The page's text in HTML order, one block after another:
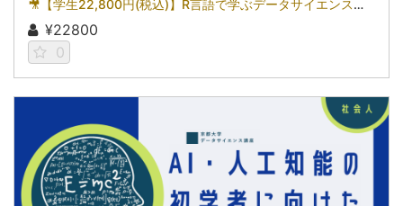
🎥【学生22,800円(税込)】R言語で学ぶデータサイエンス～基礎から始めるデータ分析～［京都大学データサイエンス講座］（2026）
¥22800
0